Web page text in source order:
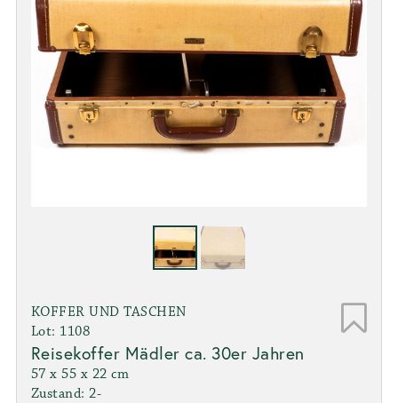
KOFFER UND TASCHEN
Lot: 1108
Reisekoffer Mädler ca. 30er Jahren
57 x 55 x 22 cm
Zustand: 2-